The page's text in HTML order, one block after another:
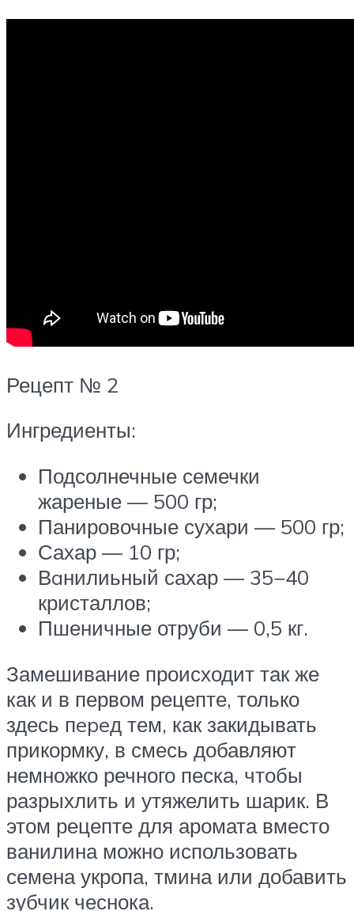
Рецепт № 2
Ингредиенты:
Подсолнечные семечки
жареные — 500 гр;
Панировочные сухари — 500 гр;
Сахар — 10 гр;
Вaнилиьный сахар — 35−40
кристаллов;
Пшеничные отруби — 0,5 кг.
Замешивание происходит так же
как и в первом рецепте, только
здесь пepeд тем, как закидывать
прикормку, в смесь добавляют
немножко речного песка, чтобы
разрыхлить и утяжелить шарик. В
этом рецепте для аромата вместо
ванилина можно использовать
семена укропа, тмина или добавить
зубчик чеснока.